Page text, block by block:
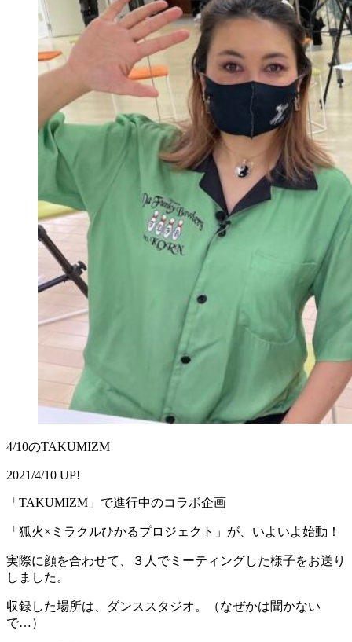
4/10のTAKUMIZM
2021/4/10 UP!
「TAKUMIZM」で進行中のコラボ企画
「狐火×ミラクルひかるプロジェクト」が、いよいよ始動！
実際に顔を合わせて、３人でミーティングした様子をお送り
しました。
収録した場所は、ダンススタジオ。（なぜかは聞かない
で…）